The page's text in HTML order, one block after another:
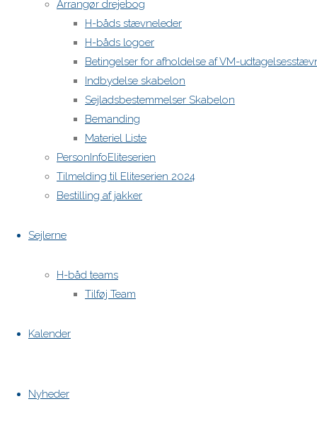
Arrangør drejebog
H-båds stævneleder
H-båds logoer
Betingelser for afholdelse af VM-
Indbydelse skabelon
Sejladsbestemmelser Skabelon
Bemanding
Materiel Liste
PersonInfoEliteserien
Tilmelding til Eliteserien 2024
Bestilling af jakker
Sejlerne
H-båd teams
Tilføj Team
Kalender
Nyheder